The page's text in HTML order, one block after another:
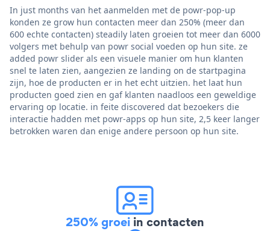
In just months van het aanmelden met de powr-pop-up
konden ze grow hun contacten meer dan 250% (meer dan
600 echte contacten) steadily laten groeien tot meer dan 6000
volgers met behulp van powr social voeden op hun site. ze
added powr slider als een visuele manier om hun klanten
snel te laten zien, aangezien ze landing on de startpagina
zijn, hoe de producten er in het echt uitzien. het laat hun
producten goed zien en gaf klanten naadloos een geweldige
ervaring op locatie. in feite discovered dat bezoekers die
interactie hadden met powr-apps op hun site, 2,5 keer langer
betrokken waren dan enige andere persoon op hun site.
250% groei in contacten